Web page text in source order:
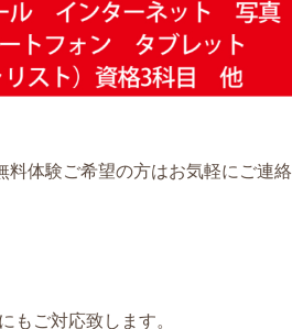
体験ご希望の方はお気軽にご連絡
ご対応致します。